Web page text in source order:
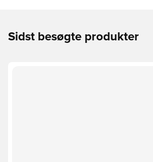
Sidst besøgte produkter